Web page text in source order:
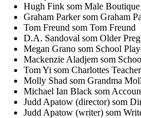
Hugh Fink som Male Boutique
Graham Parker som Graham
Tom Freund som Tom Freund
D.A. Sandoval som Older
Megan Grano som School
Mackenzie Aladjem som
Tom Yi som Charlottes Teacher
Molly Shad som Grandma
Michael Ian Black som
Judd Apatow (director) som
Judd Apatow (writer) som